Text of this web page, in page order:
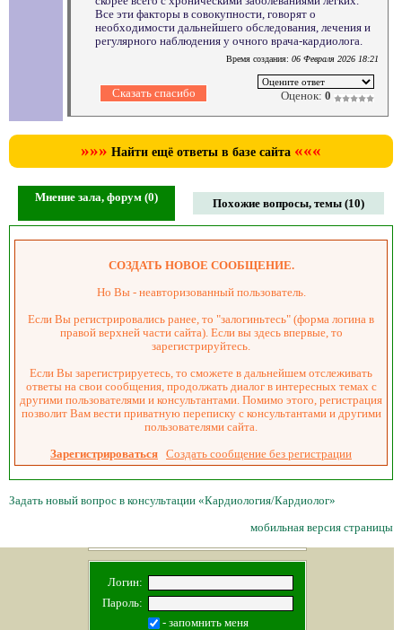
Все эти факторы в совокупности, говорят о
необходимости дальнейшего обследования, лечения и
регулярного наблюдения у очного врача-кардиолога.
Время создания: 06 Февраля 2026 18:21
Оценок: 0
»»» Найти ещё ответы в базе сайта «««
Мнение зала, форум (0) Похожие вопросы, темы (10)
СОЗДАТЬ НОВОЕ СООБЩЕНИЕ.
Но Вы - неавторизованный пользователь.
Если Вы регистрировались ранее, то "залогиньтесь" (форма логина в
правой верхней части сайта). Если вы здесь впервые, то
зарегистрируйтесь.
Если Вы зарегистрируетесь, то сможете в дальнейшем отслеживать
ответы на свои сообщения, продолжать диалог в интересных темах с
другими пользователями и консультантами. Помимо этого, регистрация
позволит Вам вести приватную переписку с консультантами и другими
пользователями сайта.
Зарегистрироваться Создать сообщение без регистрации
Задать новый вопрос в консультации «Кардиология/Кардиолог»
мобильная версия страницы
Логин:
Пароль:
- запомнить меня